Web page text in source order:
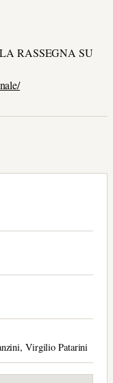
RASSEGNA SU
Virgilio Patarini